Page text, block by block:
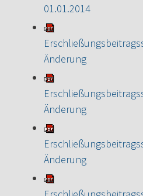
01.01.2014
Änderung
Änderung
Änderung